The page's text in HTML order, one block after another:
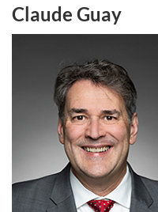
Claude Guay